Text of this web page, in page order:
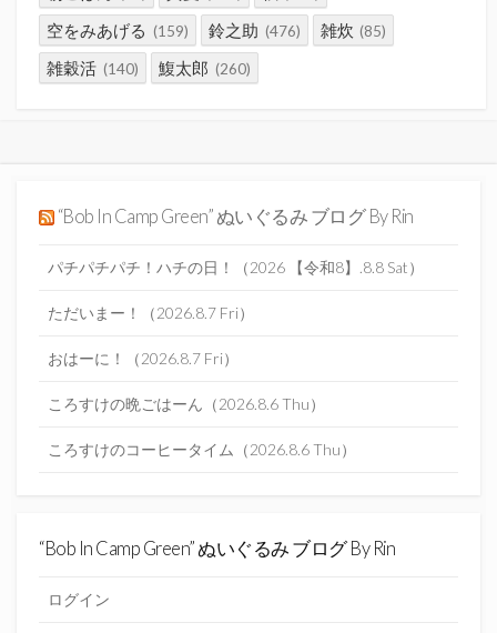
空をみあげる (159) 鈴之助 (476) 雑炊 (85)
雑穀活 (140) 鰒太郎 (260)
“Bob In Camp Green” ぬいぐるみ ブログ By Rin
パチパチパチ！ハチの日！（2026 【令和8】.8.8 Sat）
ただいまー！（2026.8.7 Fri）
おはーに！（2026.8.7 Fri）
ころすけの晩ごはーん（2026.8.6 Thu）
ころすけのコーヒータイム（2026.8.6 Thu）
“Bob In Camp Green” ぬいぐるみ ブログ By Rin
ログイン